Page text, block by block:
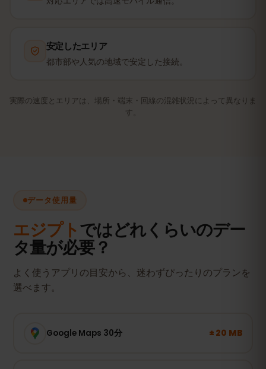
安定したエリア
都市部や人気の地域で安定した接続。
実際の速度とエリアは、場所・端末・回線の混雑状況によって異なりま
す。
データ使用量
エジプトではどれくらいのデー
タ量が必要？
よく使うアプリの目安から、迷わずぴったりのプランを
選べます。
Google Maps 30分 ± 20 MB